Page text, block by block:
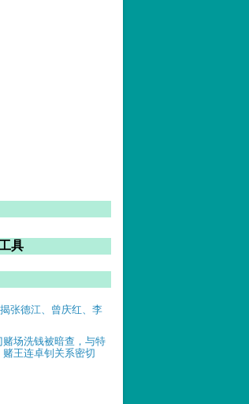
具
张德江、曾庆红、李
赌场洗钱被暗查，与特
赌王连卓钊关系密切